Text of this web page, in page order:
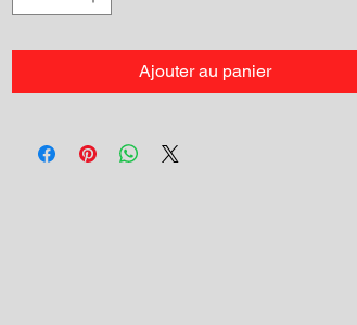
Ajouter au panier